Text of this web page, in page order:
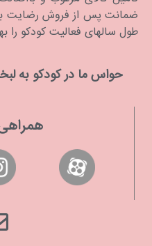
ضمانت پس از فروش رضایت
طول سالهای فعالیت کودکو را
حواس ما در كودكو به